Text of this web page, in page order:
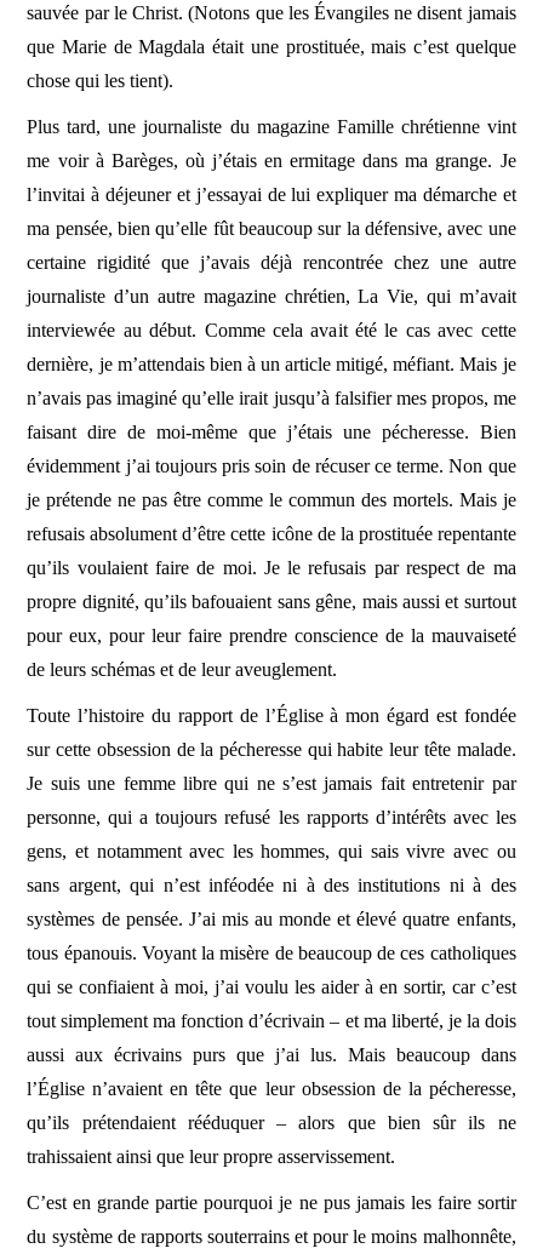
sauvée par le Christ. (Notons que les Évangiles ne disent jamais
que Marie de Magdala était une prostituée, mais c’est quelque
chose qui les tient).
Plus tard, une journaliste du magazine Famille chrétienne vint
me voir à Barèges, où j’étais en ermitage dans ma grange. Je
l’invitai à déjeuner et j’essayai de lui expliquer ma démarche et
ma pensée, bien qu’elle fût beaucoup sur la défensive, avec une
certaine rigidité que j’avais déjà rencontrée chez une autre
journaliste d’un autre magazine chrétien, La Vie, qui m’avait
interviewée au début. Comme cela avait été le cas avec cette
dernière, je m’attendais bien à un article mitigé, méfiant. Mais je
n’avais pas imaginé qu’elle irait jusqu’à falsifier mes propos, me
faisant dire de moi-même que j’étais une pécheresse. Bien
évidemment j’ai toujours pris soin de récuser ce terme. Non que
je prétende ne pas être comme le commun des mortels. Mais je
refusais absolument d’être cette icône de la prostituée repentante
qu’ils voulaient faire de moi. Je le refusais par respect de ma
propre dignité, qu’ils bafouaient sans gêne, mais aussi et surtout
pour eux, pour leur faire prendre conscience de la mauvaiseté
de leurs schémas et de leur aveuglement.
Toute l’histoire du rapport de l’Église à mon égard est fondée
sur cette obsession de la pécheresse qui habite leur tête malade.
Je suis une femme libre qui ne s’est jamais fait entretenir par
personne, qui a toujours refusé les rapports d’intérêts avec les
gens, et notamment avec les hommes, qui sais vivre avec ou
sans argent, qui n’est inféodée ni à des institutions ni à des
systèmes de pensée. J’ai mis au monde et élevé quatre enfants,
tous épanouis. Voyant la misère de beaucoup de ces catholiques
qui se confiaient à moi, j’ai voulu les aider à en sortir, car c’est
tout simplement ma fonction d’écrivain – et ma liberté, je la dois
aussi aux écrivains purs que j’ai lus. Mais beaucoup dans
l’Église n’avaient en tête que leur obsession de la pécheresse,
qu’ils prétendaient rééduquer – alors que bien sûr ils ne
trahissaient ainsi que leur propre asservissement.
C’est en grande partie pourquoi je ne pus jamais les faire sortir
du système de rapports souterrains et pour le moins malhonnête,